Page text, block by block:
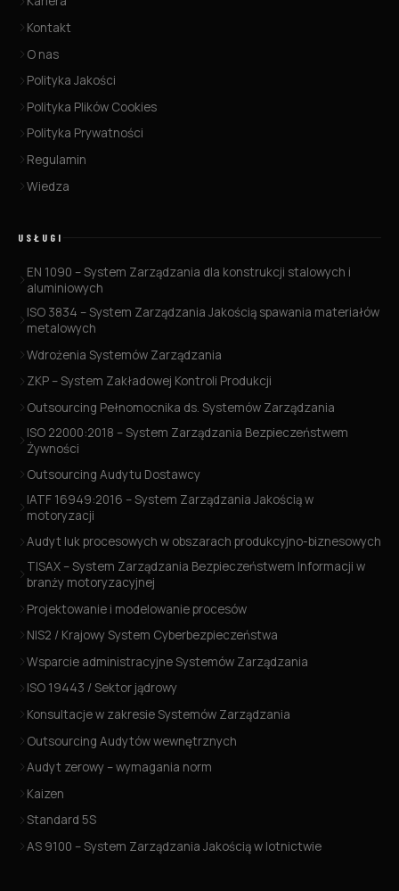
Kontakt
O nas
Polityka Jakości
Polityka Plików Cookies
Polityka Prywatności
Regulamin
Wiedza
USŁUGI
EN 1090 – System Zarządzania dla konstrukcji stalowych i
aluminiowych
ISO 3834 – System Zarządzania Jakością spawania materiałów
metalowych
Wdrożenia Systemów Zarządzania
ZKP – System Zakładowej Kontroli Produkcji
Outsourcing Pełnomocnika ds. Systemów Zarządzania
ISO 22000:2018 – System Zarządzania Bezpieczeństwem
Żywności
Outsourcing Audytu Dostawcy
IATF 16949:2016 – System Zarządzania Jakością w
motoryzacji
Audyt luk procesowych w obszarach produkcyjno-biznesowych
TISAX – System Zarządzania Bezpieczeństwem Informacji w
branży motoryzacyjnej
Projektowanie i modelowanie procesów
NIS2 / Krajowy System Cyberbezpieczeństwa
Wsparcie administracyjne Systemów Zarządzania
ISO 19443 / Sektor jądrowy
Konsultacje w zakresie Systemów Zarządzania
Outsourcing Audytów wewnętrznych
Audyt zerowy – wymagania norm
Kaizen
Standard 5S
AS 9100 – System Zarządzania Jakością w lotnictwie